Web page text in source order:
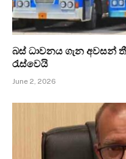
බස් ධාවනය ගැන අවසන්
රැස්වෙයි
June 2, 2026